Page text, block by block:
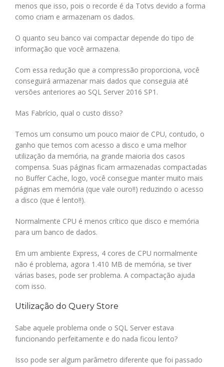
menos que isso, pois o recorde é da Totvs devido a forma
como criam e armazenam os dados.
O quanto seu banco vai compactar depende do tipo de
informação que você armazena.
Com essa redução que a compressão proporciona, você
conseguirá armazenar mais dados que conseguia até
versões anteriores ao SQL Server 2016 SP1.
Mas Fabrício, qual o custo disso?
Temos um consumo um pouco maior de CPU, contudo, o
ganho que temos com acesso a disco e uma melhor
utilização da memória, na grande maioria dos casos
compensa. Suas páginas ficam armazenadas compactadas
no Buffer Cache, logo, você consegue manter muito mais
páginas em memória (que vale ouro!!) reduzindo o acesso
a disco (que é lento!!).
Normalmente CPU é menos crítico que disco e memória
para um banco de dados.
Em um ambiente Express, 4 cores de CPU normalmente
não é problema, agora 1.410 MB de memória, se tiver
várias bases, pode ser problema. A compactação ajuda
com isso.
Utilização do Query Store
Sabe aquele problema onde o SQL Server estava
funcionando perfeitamente e do nada ficou lento?
Isso pode ser algum parâmetro diferente que foi passado